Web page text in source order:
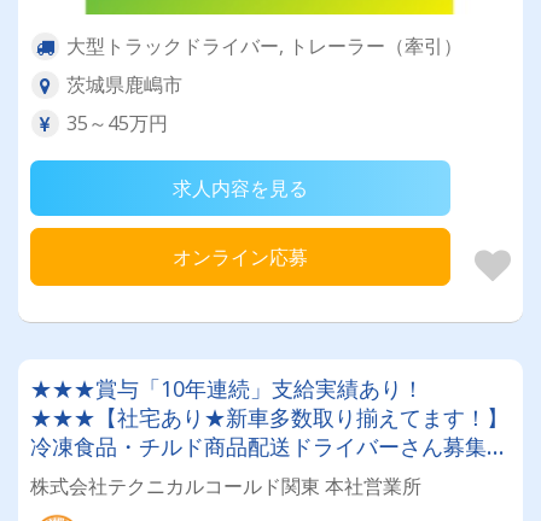
大型トラックドライバー, トレーラー（牽引）
茨城県鹿嶋市
35～45万円
求人内容を見る
オンライン応募
★★★賞与「10年連続」支給実績あり！
★★★【社宅あり★新車多数取り揃えてます！】
冷凍食品・チルド商品配送ドライバーさん募集
中！普通免許のみでOK★【月給50万円も可能！
大型トラックでのお仕事】
株式会社テクニカルコールド関東 本社営業所